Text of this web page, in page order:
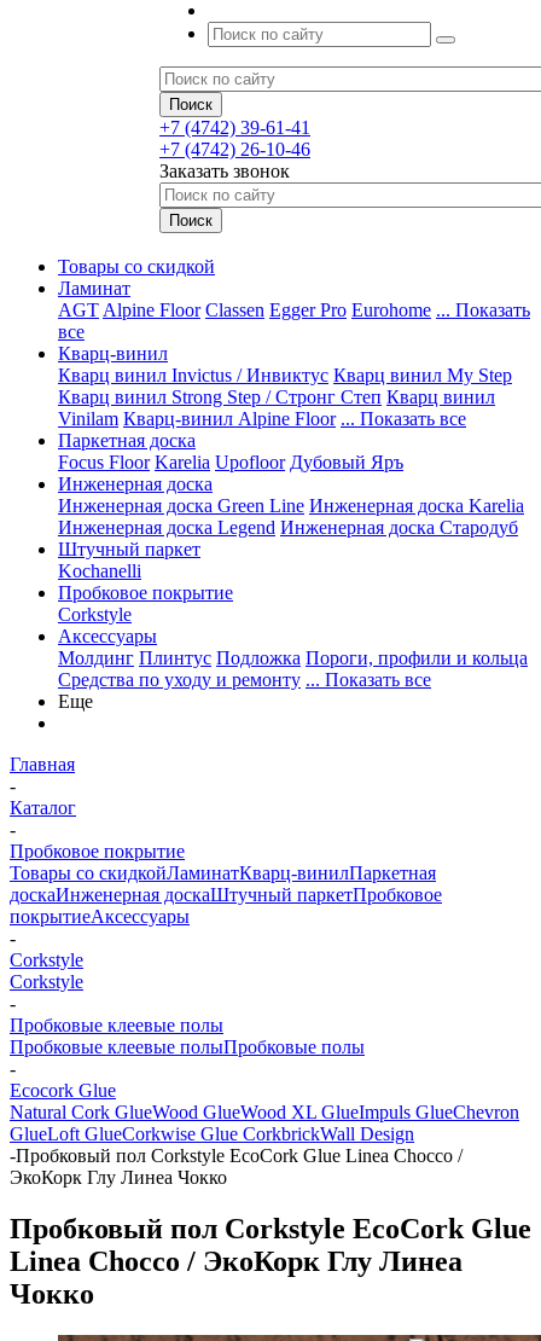
+7 (4742) 39-61-41
+7 (4742) 26-10-46
Заказать звонок
Товары со скидкой
Ламинат
AGT Alpine Floor Classen Egger Pro Eurohome ... Показать
все
Кварц-винил
Кварц винил Invictus / Инвиктус Кварц винил My Step
Кварц винил Strong Step / Стронг Степ Кварц винил
Vinilam Кварц-винил Alpine Floor ... Показать все
Паркетная доска
Focus Floor Karelia Upofloor Дубовый Яръ
Инженерная доска
Инженерная доска Green Line Инженерная доска Karelia
Инженерная доска Legend Инженерная доска Стародуб
Штучный паркет
Kochanelli
Пробковое покрытие
Corkstyle
Аксессуары
Молдинг Плинтус Подложка Пороги, профили и кольца
Средства по уходу и ремонту ... Показать все
Еще
Главная
-
Каталог
-
Пробковое покрытие
Товары со скидкойЛаминатКварц-винилПаркетная
доскаИнженерная доскаШтучный паркетПробковое
покрытиеАксессуары
-
Corkstyle
Corkstyle
-
Пробковые клеевые полы
Пробковые клеевые полыПробковые полы
-
Ecocork Glue
Natural Cork GlueWood GlueWood XL GlueImpuls GlueChevron
GlueLoft GlueCorkwise Glue CorkbrickWall Design
-Пробковый пол Corkstyle EcoCork Glue Linea Chocco /
ЭкоКорк Глу Линеа Чокко
Пробковый пол Corkstyle EcoCork Glue
Linea Chocco / ЭкоКорк Глу Линеа
Чокко